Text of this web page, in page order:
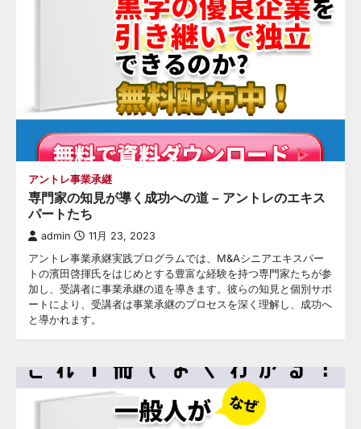
アントレ事業承継
専門家の知見が導く成功への道 – アントレのエキス
パートたち
admin 11月 23, 2023
アントレ事業承継実践プログラムでは、M&Aシニアエキスパー
トの濱田啓揮氏をはじめとする豊富な経験を持つ専門家たちが参
加し、受講者に事業承継の道を導きます。彼らの知見と個別サポ
ートにより、受講者は事業承継のプロセスを深く理解し、成功へ
と導かれます。